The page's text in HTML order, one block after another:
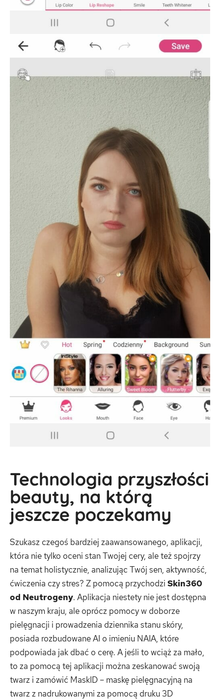
Technologia przyszłości
beauty, na którą
jeszcze poczekamy
Szukasz czegoś bardziej zaawansowanego, aplikacji,
która nie tylko oceni stan Twojej cery, ale też spojrzy
na temat holistycznie, analizując Twój sen, aktywność,
ćwiczenia czy stres? Z pomocą przychodzi Skin360
od Neutrogeny. Aplikacja niestety nie jest dostępna
w naszym kraju, ale oprócz pomocy w doborze
pielęgnacji i prowadzenia dziennika stanu skóry,
posiada rozbudowane AI o imieniu NAIA, które
podpowiada jak dbać o cerę. A jeśli to wciąż za mało,
to za pomocą tej aplikacji można zeskanować swoją
twarz i zamówić MaskID – maskę pielęgnacyjną na
twarz z nadrukowanymi za pomocą druku 3D